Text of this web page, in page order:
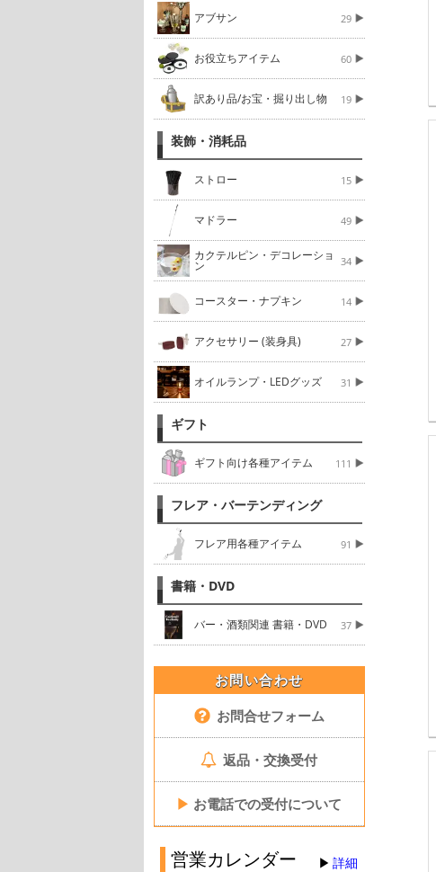
アブサン 29
お役立ちアイテム 60
訳あり品/お宝・掘り出し物 19
装飾・消耗品
ストロー 15
マドラー 49
カクテルピン・デコレーショ
ン 34
コースター・ナプキン 14
アクセサリー (装身具) 27
オイルランプ・LEDグッズ 31
ギフト
ギフト向け各種アイテム 111
フレア・バーテンディング
フレア用各種アイテム 91
書籍・DVD
バー・酒類関連 書籍・DVD 37
お問い合わせ
お問合せフォーム
返品・交換受付
▶ お電話での受付について
営業カレンダー 詳細